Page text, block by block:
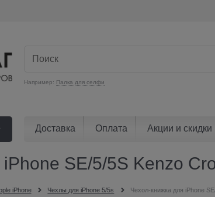
Например: Палка для селфи
Доставка Оплата Акции и скидки
SE/5/5S Kenzo
iPhone Чехлы для iPhone 5/5s Чехол-книжка для iPhone